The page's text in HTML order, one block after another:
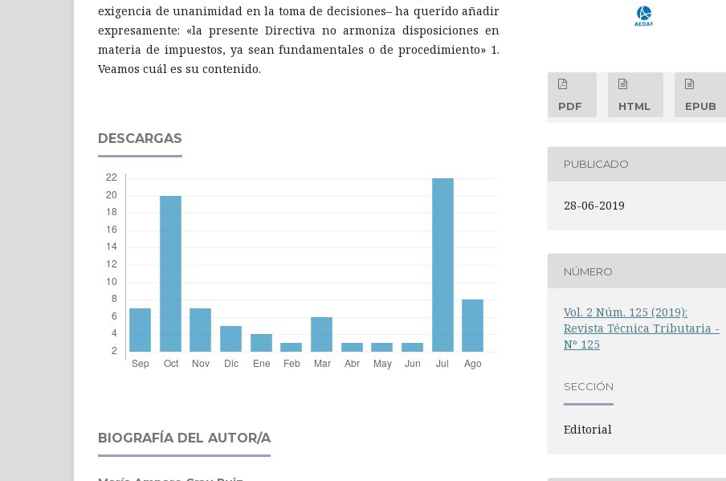
exigencia de unanimidad en la toma de decisiones– ha querido añadir
expresamente: «la presente Directiva no armoniza disposiciones en
materia de impuestos, ya sean fundamentales o de procedimiento» 1.
Veamos cuál es su contenido.
DESCARGAS
BIOGRAFÍA DEL AUTOR/A
PDF HTML EPUB
PUBLICADO
28-06-2019
NÚMERO
Vol. 2 Núm. 125 (2019):
Revista Técnica Tributaria -
Nº 125
SECCIÓN
Editorial